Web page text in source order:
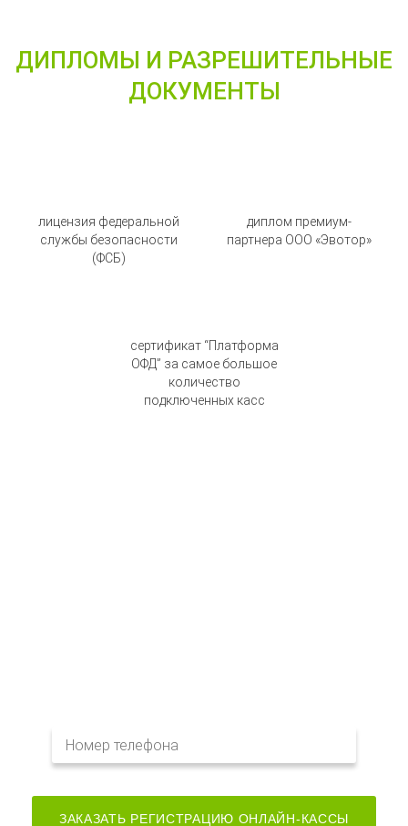
ДИПЛОМЫ И РАЗРЕШИТЕЛЬНЫЕ
ДОКУМЕНТЫ
лицензия федеральной
службы безопасности
(ФСБ)
диплом премиум-
партнера ООО «Эвотор»
сертификат “Платформа
ОФД” за самое большое
количество
подключенных касс